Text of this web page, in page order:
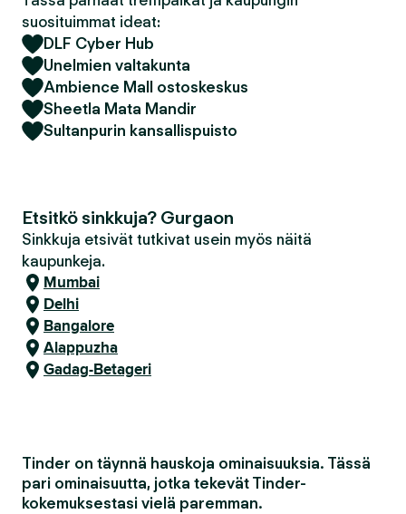
suosituimmat ideat:
DLF Cyber Hub
Unelmien valtakunta
Ambience Mall ostoskeskus
Sheetla Mata Mandir
Sultanpurin kansallispuisto
Etsitkö sinkkuja? Gurgaon
Sinkkuja etsivät tutkivat usein myös näitä
kaupunkeja.
Mumbai
Delhi
Bangalore
Alappuzha
Gadag-Betageri
Tinder on täynnä hauskoja ominaisuuksia. Tässä
pari ominaisuutta, jotka tekevät Tinder-
kokemuksestasi vielä paremman.